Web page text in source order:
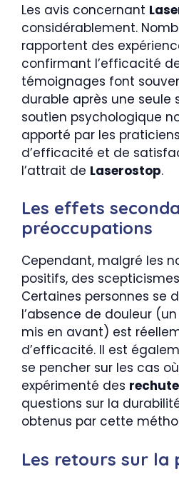
Les avis concernant
considérablement.
rapportent des
confirmant l’efficacité
témoignages font
durable après une seule
soutien psychologique
apporté par les
d’efficacité et de
l’attrait de Laserostop.
Les effets
préoccupations
Cependant, malgré les
positifs, des
Certaines personnes se
l’absence de douleur
mis en avant) est
d’efficacité. Il est
se pencher sur les cas
expérimenté des
questions sur la
obtenus par cette
Les retours sur la